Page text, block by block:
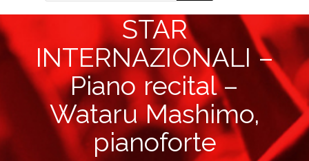
STAR
INTERNAZIONALI –
Piano recital –
Wataru Mashimo,
pianoforte